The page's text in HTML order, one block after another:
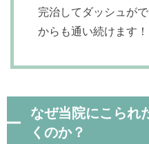
完治してダッシュが
からも通い続けます！
なぜ当院にこられ
くのか？